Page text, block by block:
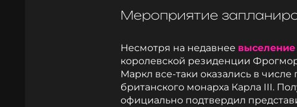
Мероприятие
Несмотря на недавнее выселение
королевской резиденции
Маркл все-таки оказались в
британского монарха Карла III.
официально подтвердил